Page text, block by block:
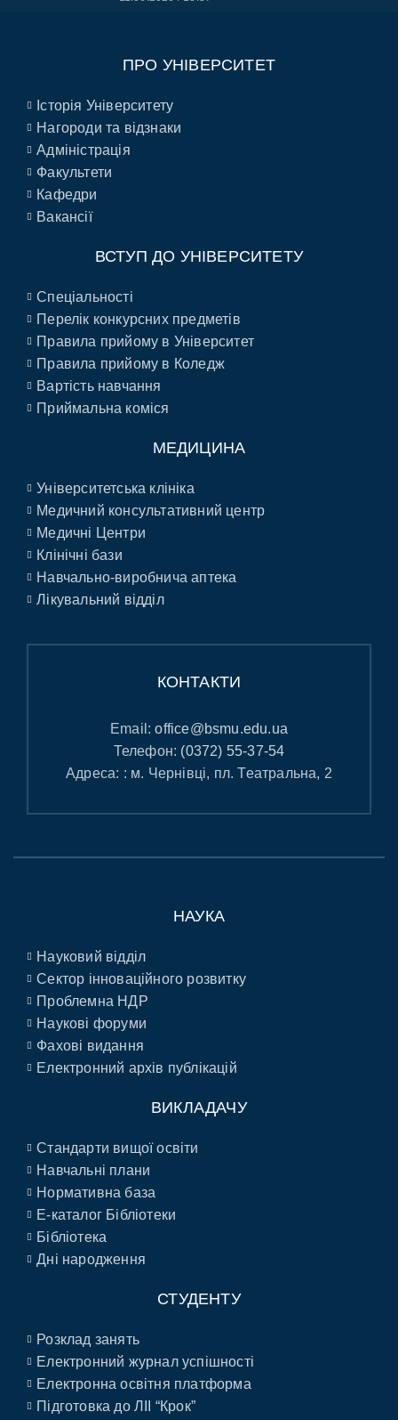
ПРО УНІВЕРСИТЕТ
Історія Університету
Нагороди та відзнаки
Адміністрація
Факультети
Кафедри
Вакансії
ВСТУП ДО УНІВЕРСИТЕТУ
Спеціальності
Перелік конкурсних предметів
Правила прийому в Університет
Правила прийому в Коледж
Вартість навчання
Приймальна коміся
МЕДИЦИНА
Університетська клініка
Медичний консультативний центр
Медичні Центри
Клінічні бази
Навчально-виробнича аптека
Лікувальний відділ
КОНТАКТИ
Email:office@bsmu.edu.ua
Телефон: (0372) 55-37-54
Адреса: : м. Чернівці, пл. Театральна, 2
НАУКА
Науковий відділ
Сектор інноваційного розвитку
Проблемна НДР
Наукові форуми
Фахові видання
Електронний архів публікацій
ВИКЛАДАЧУ
Стандарти вищої освіти
Навчальні плани
Нормативна база
E-каталог Бібліотеки
Бібліотека
Дні народження
СТУДЕНТУ
Розклад занять
Електронний журнал успішності
Електронна освітня платформа
Підготовка до ЛІІ “Крок”